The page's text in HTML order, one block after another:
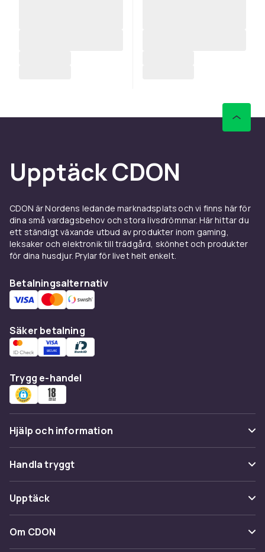
Upptäck CDON
CDON är Nordens ledande marknadsplats och vi finns här för
dina små vardagsbehov och stora livsdrömmar. Här hittar du
ett ständigt växande utbud av produkter inom gaming,
leksaker och elektronik till trädgård, skönhet och produkter
för dina husdjur. Prylar för livet helt enkelt.
Betalningsalternativ
Säker betalning
Trygg e-handel
Hjälp och information
Vanliga frågor
Spåra paket
Ångra & Returnera här
Kundservice
Handla tryggt
Betalning
Leverans
Upptäck
Kategorier
Om CDON